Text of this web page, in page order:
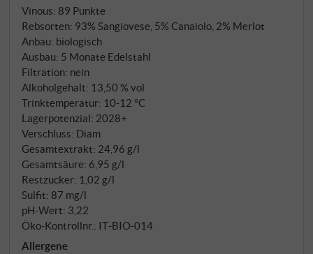
Vinous: 89 Punkte
Rebsorten: 93% Sangiovese, 5% Canaiolo, 2% Merlot
Anbau: biologisch
Ausbau: 5 Monate Edelstahl
Filtration: nein
Alkoholgehalt: 13,50 % vol
Trinktemperatur: 10‑12 °C
Lagerpotenzial: 2028+
Verschluss: Diam
Gesamtextrakt: 24,96 g/l
Gesamtsäure: 6,95 g/l
Restzucker: 1,02 g/l
Sulfit: 87 mg/l
pH-Wert: 3,22
Öko-Kontrollnr.: IT‑BIO‑014
Allergene